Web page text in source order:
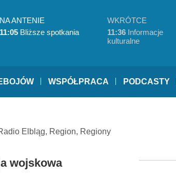
NA ANTENIE
11:05 Bliższe spotkania
WKRÓTCE
11:36 Informacje
kulturalne
WSPÓŁPRACA PODCASTY
Elbląg, Region, Regiony
wojskowa